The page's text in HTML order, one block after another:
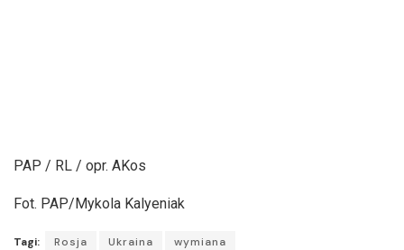
PAP / RL / opr. AKos
Fot. PAP/Mykola Kalyeniak
Tagi: Rosja Ukraina wymiana